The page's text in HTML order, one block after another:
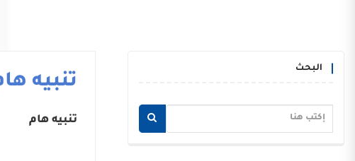
البحث
تنبيه
تنبيه هام